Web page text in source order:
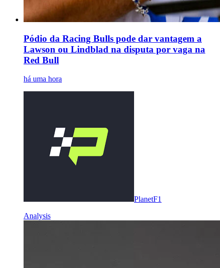
Pódio da Racing Bulls pode dar vantagem a
Lawson ou Lindblad na disputa por vaga na
Red Bull
há uma hora
PlanetF1
Analysis